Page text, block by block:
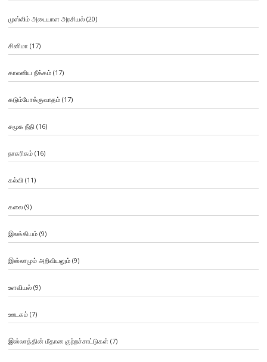
முஸ்லிம் அடையாள அரசியல்(20)
சினிமா (17)
காலனிய நீக்கம்(17)
கடும்போக்குவாதம்(17)
சமூக நீதி (16)
நாகரிகம்(16)
கல்வி (11)
கலை(9)
இலக்கியம்(9)
இஸ்லாமும் அறிவியலும்(9)
உளவியல்(9)
ஊடகம்(7)
இஸ்லாத்தின் மீதான குற்றச்சாட்டுகள் (7)